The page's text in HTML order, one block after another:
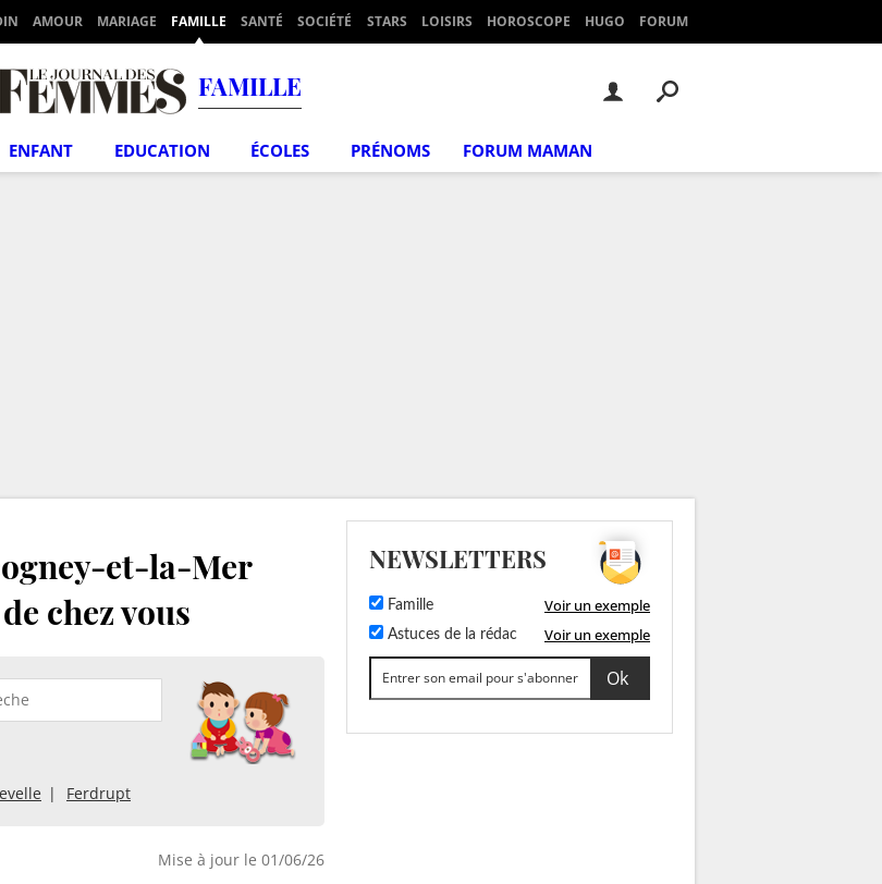
AMOUR MARIAGE FAMILLE SANTÉ SOCIÉTÉ STARS LOISIRS HOROSCOPE HUGO FORUM
FAMILLE
ENFANT EDUCATION ÉCOLES PRÉNOMS FORUM MAMAN
et-la-Mer
chez vous
Ferdrupt
Mise à jour le 01/06/26
NEWSLETTERS
Famille Voir un exemple
Astuces de la rédac Voir un exemple